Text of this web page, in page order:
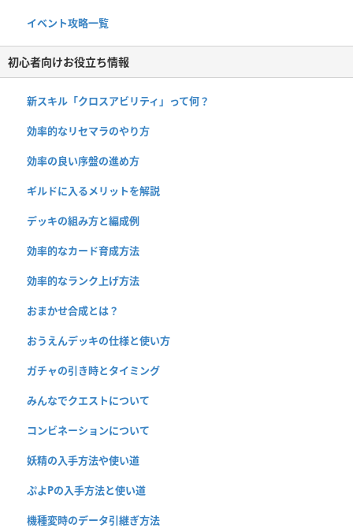
イベント攻略一覧
初心者向けお役立ち情報
新スキル「クロスアビリティ」って何？
効率的なリセマラのやり方
効率の良い序盤の進め方
ギルドに入るメリットを解説
デッキの組み方と編成例
効率的なカード育成方法
効率的なランク上げ方法
おまかせ合成とは？
おうえんデッキの仕様と使い方
ガチャの引き時とタイミング
みんなでクエストについて
コンビネーションについて
妖精の入手方法や使い道
ぷよPの入手方法と使い道
機種変時のデータ引継ぎ方法